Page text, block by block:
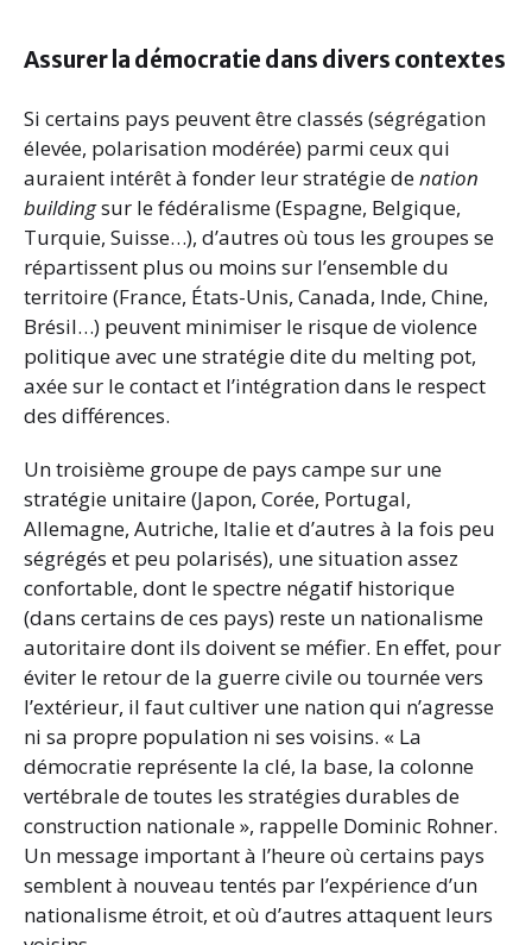
Assurer la démocratie dans divers contextes
Si certains pays peuvent être classés (ségrégation
élevée, polarisation modérée) parmi ceux qui
auraient intérêt à fonder leur stratégie denation
buildingsur le fédéralisme (Espagne, Belgique,
Turquie, Suisse…), d’autres où tous les groupes se
répartissent plus ou moins sur l’ensemble du
territoire (France, États-Unis, Canada, Inde, Chine,
Brésil…) peuvent minimiser le risque de violence
politique avec une stratégie dite du melting pot,
axée sur le contact et l’intégration dans le respect
des différences.
Un troisième groupe de pays campe sur une
stratégie unitaire (Japon, Corée, Portugal,
Allemagne, Autriche, Italie et d’autres à la fois peu
ségrégés et peu polarisés), une situation assez
confortable, dont le spectre négatif historique
(dans certains de ces pays) reste un nationalisme
autoritaire dont ils doivent se méfier. En effet, pour
éviter le retour de la guerre civile ou tournée vers
l’extérieur, il faut cultiver une nation qui n’agresse
ni sa propre population ni ses voisins. « La
démocratie représente la clé, la base, la colonne
vertébrale de toutes les stratégies durables de
construction nationale », rappelle Dominic Rohner.
Un message important à l’heure où certains pays
semblent à nouveau tentés par l’expérience d’un
nationalisme étroit, et où d’autres attaquent leurs